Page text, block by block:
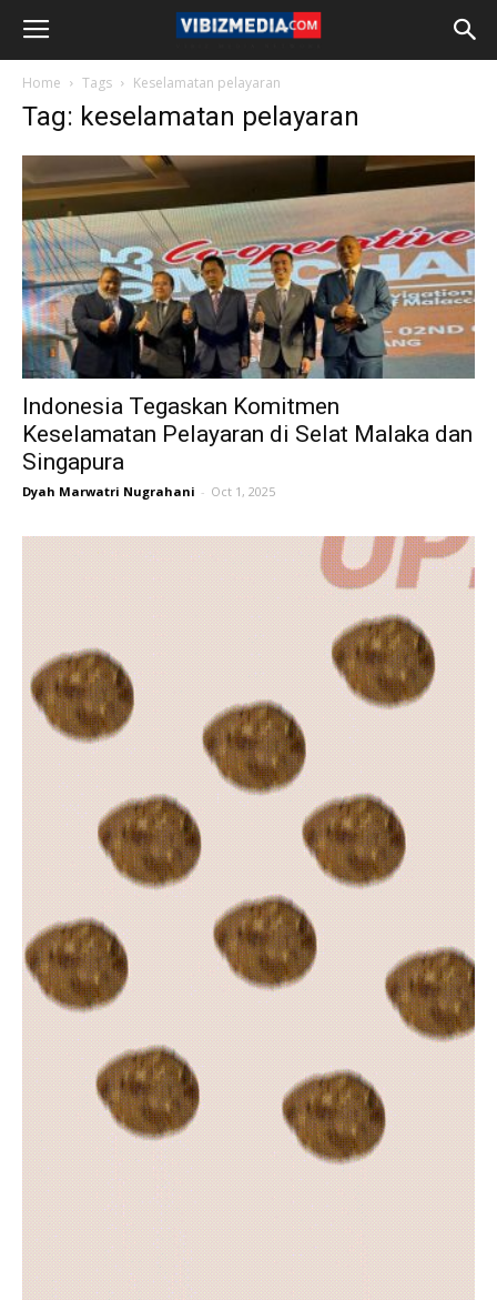
Home Tags Keselamatan pelayaran
Tag: keselamatan pelayaran
Indonesia Tegaskan Komitmen
Keselamatan Pelayaran di Selat Malaka dan
Singapura
Dyah Marwatri Nugrahani - Oct 1, 2025